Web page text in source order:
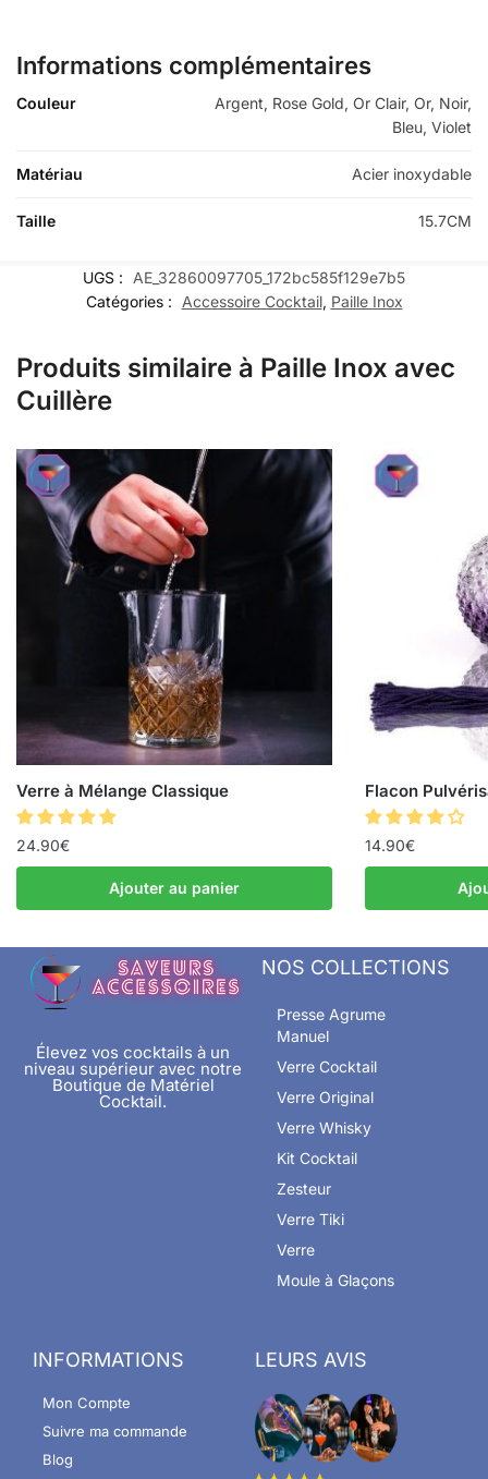
Informations complémentaires
Couleur
Argent, Rose Gold, Or Clair, Or, Noir,
Bleu, Violet
Matériau Acier inoxydable
Taille 15.7CM
UGS :
AE_32860097705_172bc585f129e7b5
Catégories :
Accessoire Cocktail, Paille Inox
Produits similaire à Paille Inox avec
Cuillère
Verre à Mélange Classique
24.90€
Ajouter au panier
Flacon
14.90€
Élevez vos cocktails à un
niveau supérieur avec notre
Boutique de Matériel
Cocktail.
NOS COLLECTIONS
Presse Agrume
Manuel
Verre Cocktail
Verre Original
Verre Whisky
Kit Cocktail
Zesteur
Verre Tiki
Verre
Moule à Glaçons
INFORMATIONS
Mon Compte
Suivre ma commande
Blog
LEURS AVIS